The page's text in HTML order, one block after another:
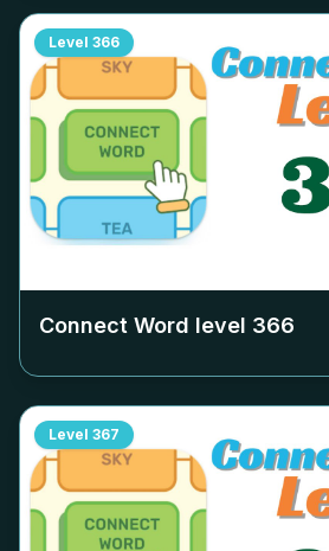
Level 366
Connect Word level 366
Level 367